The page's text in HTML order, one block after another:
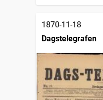
1870-11-18
Dagstelegrafen